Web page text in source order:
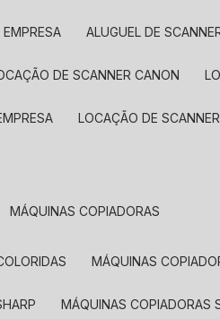
EMPRESA ALUGUEL DE
DE SCANNER CANON
LOCAÇÃO DE
MÁQUINAS COPIADORAS
MÁQUINAS
MÁQUINAS COPIADORAS